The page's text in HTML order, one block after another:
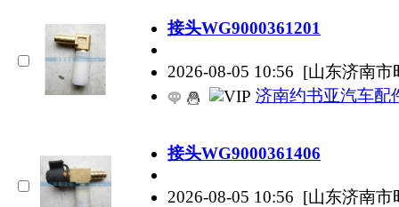
接头WG9000361201
2026-08-05 10:56 [山东济南市
济南约书亚汽车配
接头WG9000361406
2026-08-05 10:56 [山东济南市